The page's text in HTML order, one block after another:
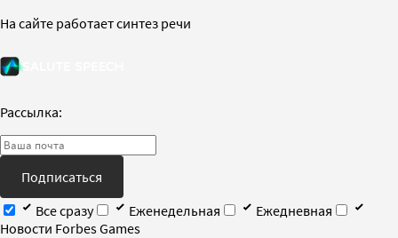
На сайте работает синтез речи
Рассылка:
Подписаться
Все сразу
Еженедельная
Ежедневная
Новости Forbes Games